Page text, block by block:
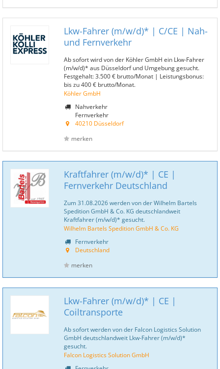
Lkw-Fahrer (m/w/d)* | C/CE | Nah-
und Fernverkehr
Ab sofort wird von der Köhler GmbH ein Lkw-Fahrer
(m/w/d)* aus Düsseldorf und Umgebung gesucht.
Festgehalt: 3.500 € brutto/Monat | Leistungsbonus:
bis zu 400 € brutto/Monat.
Köhler GmbH
Nahverkehr
Fernverkehr
40210 Düsseldorf
merken
Kraftfahrer (m/w/d)* | CE |
Fernverkehr Deutschland
Zum 31.08.2026 werden von der Wilhelm Bartels
Spedition GmbH & Co. KG deutschlandweit
Kraftfahrer (m/w/d)* gesucht.
Wilhelm Bartels Spedition GmbH & Co. KG
Fernverkehr
Deutschland
merken
Lkw-Fahrer (m/w/d)* | CE |
Coiltransporte
Ab sofort werden von der Falcon Logistics Solution
GmbH deutschlandweit Lkw-Fahrer (m/w/d)*
gesucht.
Falcon Logistics Solution GmbH